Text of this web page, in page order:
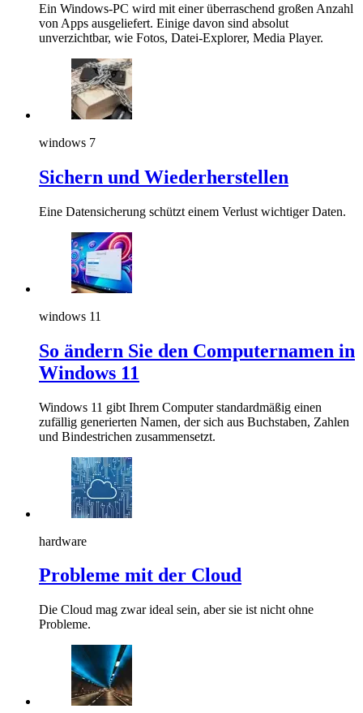
Ein Windows-PC wird mit einer überraschend großen Anzahl
von Apps ausgeliefert. Einige davon sind absolut
unverzichtbar, wie Fotos, Datei-Explorer, Media Player.
windows 7
Sichern und Wiederherstellen
Eine Datensicherung schützt einem Verlust wichtiger Daten.
windows 11
So ändern Sie den Computernamen in
Windows 11
Windows 11 gibt Ihrem Computer standardmäßig einen
zufällig generierten Namen, der sich aus Buchstaben, Zahlen
und Bindestrichen zusammensetzt.
hardware
Probleme mit der Cloud
Die Cloud mag zwar ideal sein, aber sie ist nicht ohne
Probleme.